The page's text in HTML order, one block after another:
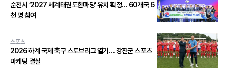
순천시 ‘2027 세계태권도한마당’ 유치 확정… 60개국 6
천 명 참여
스포츠
2026 하계 국제 축구 스토브리그 열기… 강진군 스포츠
마케팅 결실